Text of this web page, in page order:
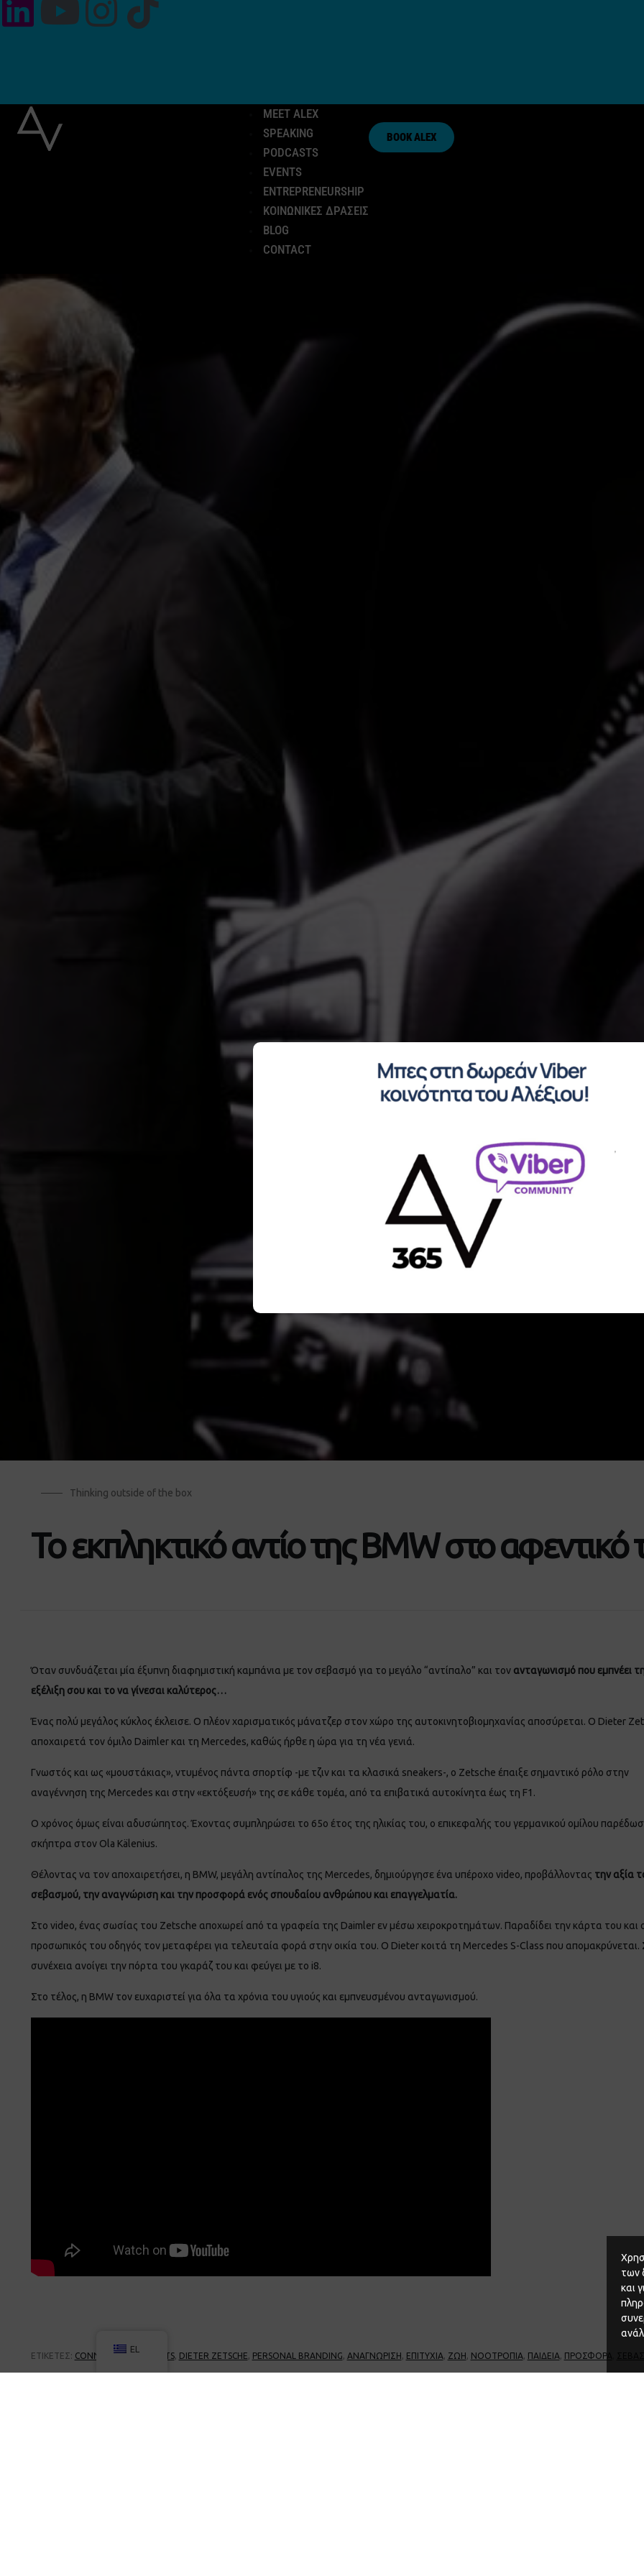
MEET ALEX
SPEAKING
PODCASTS
EVENTS
ENTREPRENEURSHIP
ΚΟΙΝΩΝΙΚΕΣ ΔΡΑΣΕΙΣ
BLOG
CONTACT
BOOK ALEX
Thinking outside of the box
To εκπληκτικό αντίο της BMW στο
Όταν συνδυάζεται μία έξυπνη διαφημιστική καμπάνια με τον σεβασμό για το μεγάλο “αντίπαλο” και τον ανταγωνισμό που εμπνέει
εξέλιξη σου και το να γίνεσαι καλύτερος…
Ένας πολύ μεγάλος κύκλος έκλεισε. O πλέον χαρισματικός μάνατζερ στον χώρο της αυτοκινητοβιομηχανίας αποσύρεται. Ο Dieter
αποχαιρετά τον όμιλο Daimler και τη Mercedes, καθώς ήρθε η ώρα για τη νέα γενιά.
Γνωστός και ως «μουστάκιας», ντυμένος πάντα σπορτίφ -με τζιν και τα κλασικά sneakers-, ο Zetsche έπαιξε σημαντικό ρόλο στην
αναγέννηση της Mercedes και στην «εκτόξευσή» της σε κάθε τομέα, από τα επιβατικά αυτοκίνητα έως τη F1.
Ο χρόνος όμως είναι αδυσώπητος. Έχοντας συμπληρώσει το 65ο έτος της ηλικίας του, ο επικεφαλής του γερμανικού ομίλου
σκήπτρα στον Ola Kälenius.
Θέλοντας να τον αποχαιρετήσει, η BMW, μεγάλη αντίπαλος της Mercedes, δημιούργησε ένα υπέροχο video, προβάλλοντας την αξία
σεβασμού, την αναγνώριση και την προσφορά ενός σπουδαίου ανθρώπου και επαγγελματία.
Στο video, ένας σωσίας του Zetsche αποχωρεί από τα γραφεία της Daimler εν μέσω χειροκροτημάτων. Παραδίδει την κάρτα του και
προσωπικός του οδηγός τον μεταφέρει για τελευταία φορά στην οικία του. Ο Dieter κοιτά τη Mercedes S-Class που απομακρύνεται.
συνέχεια ανοίγει την πόρτα του γκαράζ του και φεύγει με το i8.
Στο τέλος, η BMW τον ευχαριστεί για όλα τα χρόνια του υγιούς και εμπνευσμένου ανταγωνισμού.
ΕΤΙΚΈΤΕΣ: CONNECTING THE DOTS, DIETER ZETSCHE PERSONAL BRANDING ΑΝΑΓΝΏΡΙΣΗ ΕΠΙΤΥΧΊΑ ΖΩΉ ΝΟΟΤΡΟΠΊΑ ΠΑΙΔΕΊΑ ΠΡΟΣΦΟΡΆ
EL
των
και